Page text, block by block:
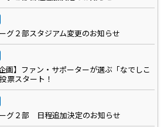
グ２部スタジアム変更のお知らせ
画】ファン・サポーターが選ぶ「なでしこ
票スタート！
グ２部 日程追加決定のお知らせ